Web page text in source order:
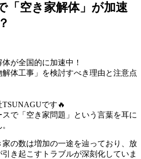
「空き家解体」が加速
が全国的に加速中！
体工事」を検討すべき理由と注意点
です🔥
で「空き家問題」という言葉を耳に
の数は増加の一途を辿っており、放
き起こすトラブルが深刻化していま